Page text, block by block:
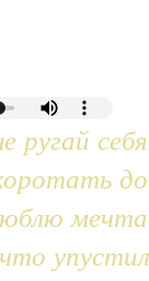
ругай себя